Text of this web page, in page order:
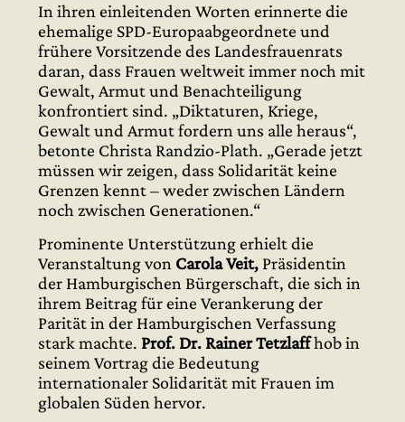
In ihren einleitenden Worten erinnerte die
ehemalige SPD-Europaabgeordnete und
frühere Vorsitzende des Landesfrauenrats
daran, dass Frauen weltweit immer noch mit
Gewalt, Armut und Benachteiligung
konfrontiert sind. „Diktaturen, Kriege,
Gewalt und Armut fordern uns alle heraus“,
betonte Christa Randzio-Plath. „Gerade jetzt
müssen wir zeigen, dass Solidarität keine
Grenzen kennt – weder zwischen Ländern
noch zwischen Generationen.“
Prominente Unterstützung erhielt die
Veranstaltung von Carola Veit, Präsidentin
der Hamburgischen Bürgerschaft, die sich in
ihrem Beitrag für eine Verankerung der
Parität in der Hamburgischen Verfassung
stark machte. Prof. Dr. Rainer Tetzlaffhob in
seinem Vortrag die Bedeutung
internationaler Solidarität mit Frauen im
globalen Süden hervor.